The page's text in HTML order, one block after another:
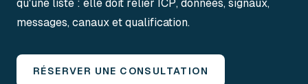
qu'une liste : elle doit relier ICP, données, signaux,
messages, canaux et qualification.
RÉSERVER UNE CONSULTATION